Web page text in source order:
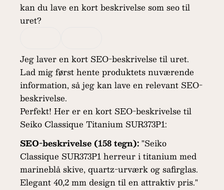
kan du lave en kort beskrivelse som seo til
uret?
Jeg laver en kort SEO-beskrivelse til uret.
Lad mig først hente produktets nuværende
information, så jeg kan lave en relevant SEO-
beskrivelse.
Perfekt! Her er en kort SEO-beskrivelse til
Seiko Classique Titanium SUR373P1:
SEO-beskrivelse (158 tegn):"Seiko
Classique SUR373P1 herreur i titanium med
marineblå skive, quartz-urværk og safirglas.
Elegant 40,2 mm design til en attraktiv pris."